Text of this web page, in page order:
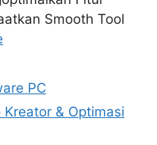
Smooth Tool
PC
& Optimasi